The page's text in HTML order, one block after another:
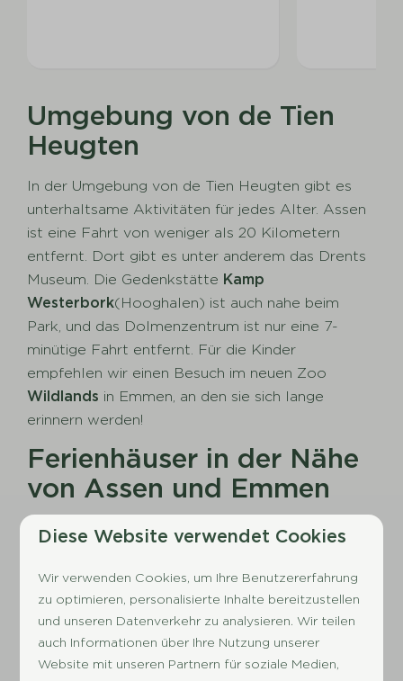
Umgebung von de Tien
Heugten
In der Umgebung von de Tien Heugten gibt es
unterhaltsame Aktivitäten für jedes Alter. Assen
ist eine Fahrt von weniger als 20 Kilometern
entfernt. Dort gibt es unter anderem das Drents
Museum. Die Gedenkstätte Kamp
Westerbork(Hooghalen) ist auch nahe beim
Park, und das Dolmenzentrum ist nur eine 7-
minütige Fahrt entfernt. Für die Kinder
empfehlen wir einen Besuch im neuen Zoo
Wildlands in Emmen, an den sie sich lange
erinnern werden!
Ferienhäuser in der Nähe
von Assen und Emmen
Der Park ist im goldenen Dreieckzwischen
viele Möglichkeiten zum Einkaufen und Besuchen
von Museen. Die Ferienhäuser in der Nähe von
Assen bieten viel Komfort und liegen auch nah
am Wasser. Success Holidayparcs vermietet nur
Unterkünfte, die der Erholung dienen sollen.
Diese Website verwendet Cookies
Wir verwenden Cookies, um Ihre Benutzererfahrung
zu optimieren, personalisierte Inhalte bereitzustellen
und unseren Datenverkehr zu analysieren. Wir teilen
auch Informationen über Ihre Nutzung unserer
Website mit unseren Partnern für soziale Medien,